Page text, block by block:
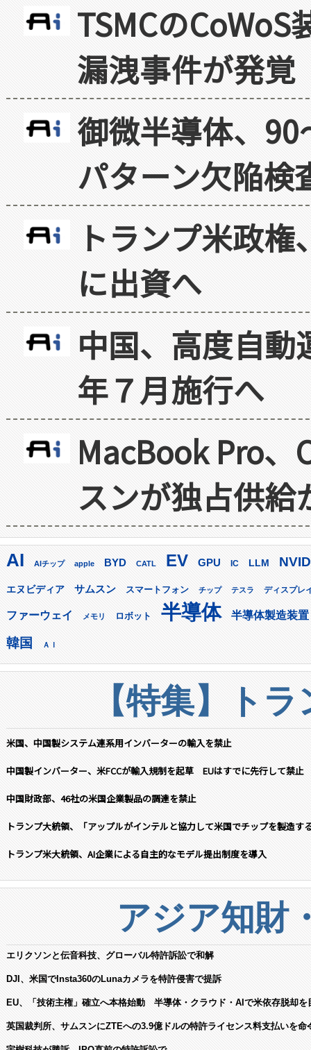
TSMCの
漏洩事件が発覚
御微半導体、
パターン欠陥検
トランプ米政
に出資へ
中国、高度自
年７月施行へ
MacBook Pro
スンが独占供給
AI AIチップ apple BYD CATL EV GPU IC LLM
エヌビディア サムスン スマートフォン チップ テスラ ディスプレ
ファーウェイ メモリ ロボット 半導体 半導体製造装置
韓国 ＡＩ
【特集】ト
米国、中国製システム連系用インバーターの輸入を禁止
中国製インバーター、米FCCが輸入規制を起草 EUはすでに先行して禁止
中国財政部、46社の米国企業製品の調達を禁止
トランプ大統領、「アップルがインテルと協力して米国でチップを製造す
トランプ米大統領、AI企業による自主的なモデル提出制度を導入
アジア知財
エリクソンと伝音科技、グローバル特許訴訟で和解
DJI、米国でInsta360のLunaカメラを特許侵害で提訴
EU、「技術主権」確立へ本格始動 半導体・クラウド・AIで米依存脱却を
英国裁判所、サムスンにZTEへの3.9億ドルの特許ライセンス料支払いを命